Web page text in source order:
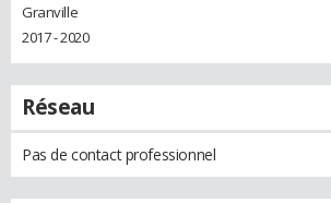
Granville
2017 - 2020
Réseau
Pas de contact professionnel